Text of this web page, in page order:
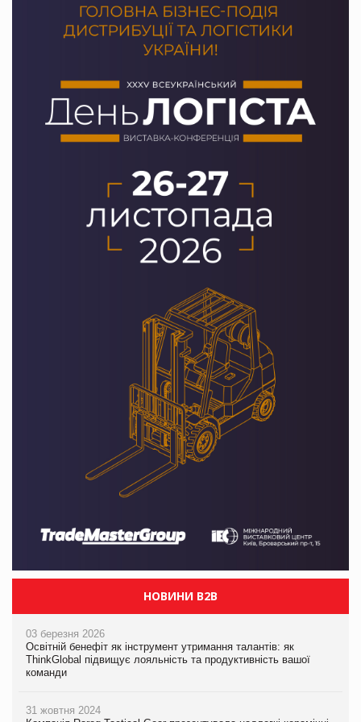
НОВИНИ B2B
03 березня 2026
Освітній бенефіт як інструмент утримання талантів: як
ThinkGlobal підвищує лояльність та продуктивність вашої
команди
31 жовтня 2024